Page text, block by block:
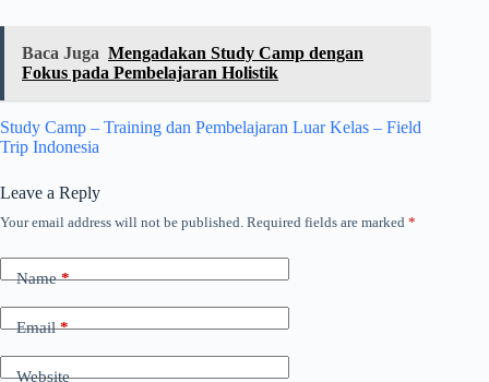
Baca Juga Mengadakan Study Camp dengan
Fokus pada Pembelajaran Holistik
Study Camp – Training dan Pembelajaran Luar Kelas – Field
Trip Indonesia
Leave a Reply
Your email address will not be published. Required fields are marked *
Name*
Email*
Website